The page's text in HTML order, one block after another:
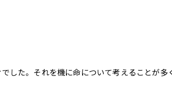
した。それを機に命について考えることが多